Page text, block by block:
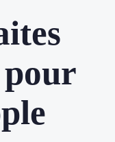
pour